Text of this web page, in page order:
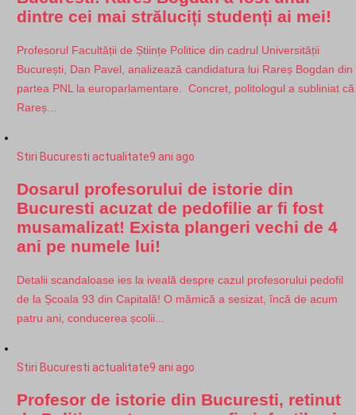
dintre cei mai străluciți studenți ai mei!
Profesorul Facultății de Științe Politice din cadrul Universității
București, Dan Pavel, analizează candidatura lui Rareș Bogdan din
partea PNL la europarlamentare. Concret, politologul a subliniat că
Rareș...
Stiri Bucuresti actualitate9 ani ago
Dosarul profesorului de istorie din
Bucuresti acuzat de pedofilie ar fi fost
musamalizat! Exista plangeri vechi de 4
ani pe numele lui!
Detalii scandaloase ies la iveală despre cazul profesorului pedofil
de la Școala 93 din Capitală! O mămică a sesizat, încă de acum
patru ani, conducerea școlii...
Stiri Bucuresti actualitate9 ani ago
Profesor de istorie din Bucuresti, retinut